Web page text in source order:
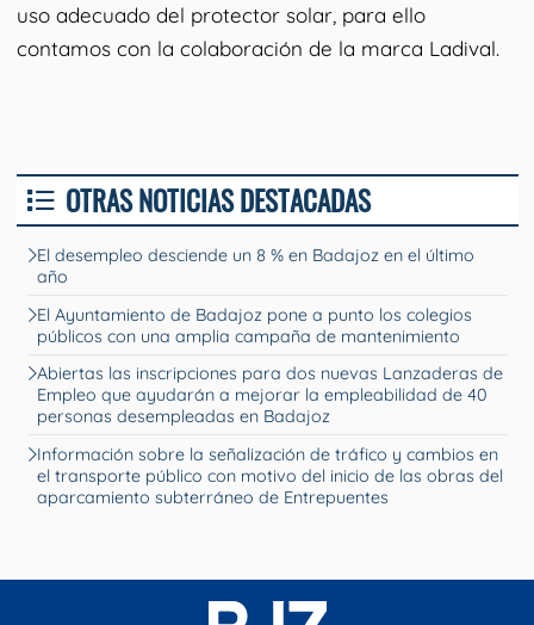
uso adecuado del protector solar, para ello
contamos con la colaboración de la marca Ladival.
OTRAS NOTICIAS DESTACADAS
El desempleo desciende un 8 % en Badajoz en el último
año
El Ayuntamiento de Badajoz pone a punto los colegios
públicos con una amplia campaña de mantenimiento
Abiertas las inscripciones para dos nuevas Lanzaderas de
Empleo que ayudarán a mejorar la empleabilidad de 40
personas desempleadas en Badajoz
Información sobre la señalización de tráfico y cambios en
el transporte público con motivo del inicio de las obras del
aparcamiento subterráneo de Entrepuentes